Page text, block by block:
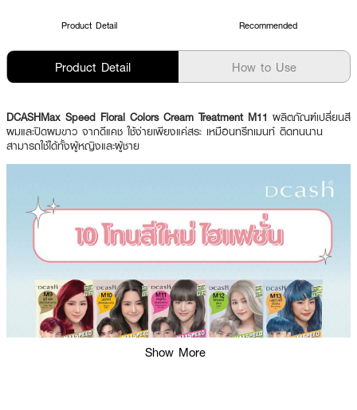
Product Detail Recommended
Product Detail How to Use
DCASHMax Speed Floral Colors Cream Treatment M11 ผลิตภัณฑ์เปลี่ยนสี
ผมและปิดผมขาว จากดีแคช ใช้ง่ายเพียงแค่สระ เหมือนทรีทเมนท์ ติดทนนาน
สามารถใช้ได้ทั้งผู้หญิงและผู้ชาย
Show More